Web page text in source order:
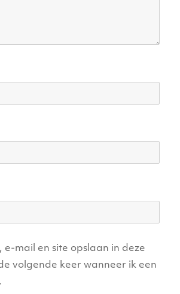
e-mail en site opslaan in deze
volgende keer wanneer ik een